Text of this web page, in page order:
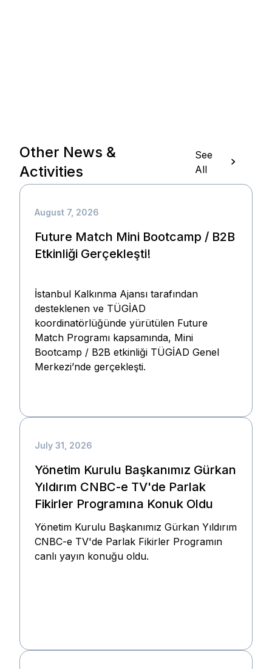
Other News &
Activities
See
All
August 7, 2026
Future Match Mini Bootcamp / B2B
Etkinliği Gerçekleşti!
İstanbul Kalkınma Ajansı tarafından
desteklenen ve TÜGİAD
koordinatörlüğünde yürütülen Future
Match Programı kapsamında, Mini
Bootcamp / B2B etkinliği TÜGİAD Genel
Merkezi’nde gerçekleşti.
July 31, 2026
Yönetim Kurulu Başkanımız Gürkan
Yıldırım CNBC-e TV'de Parlak
Fikirler Programına Konuk Oldu
Yönetim Kurulu Başkanımız Gürkan Yıldırım
CNBC-e TV'de Parlak Fikirler Programın
canlı yayın konuğu oldu.